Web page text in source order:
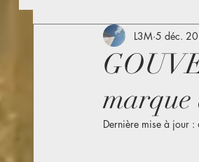
marque
L3M 5 déc.
Dernière mise à jour :